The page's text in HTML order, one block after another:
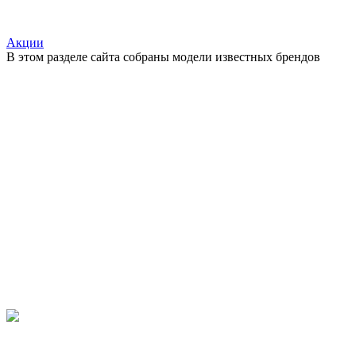
Акции
В этом разделе сайта собраны модели известных брендов